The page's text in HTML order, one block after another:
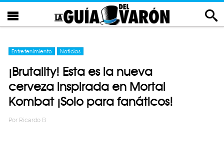
Entretenimiento Noticias
¡Brutality! Esta es la nueva
cerveza inspirada en Mortal
Kombat ¡Solo para fanáticos!
Por Ricardo B